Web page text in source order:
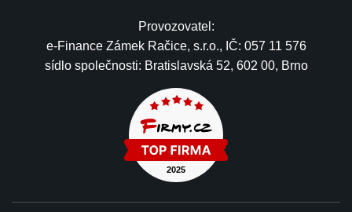
Provozovatel:
e-Finance Zámek Račice, s.r.o., IČ: 057 11 576
sídlo společnosti: Bratislavská 52, 602 00, Brno